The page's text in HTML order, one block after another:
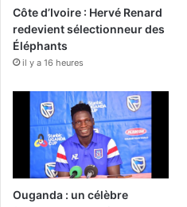
Côte d’Ivoire : Hervé Renard
redevient sélectionneur des
Éléphants
il y a 16 heures
Ouganda : un célèbre